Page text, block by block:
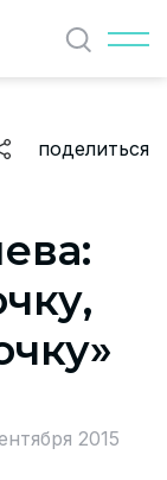
Найти
поделиться
2015